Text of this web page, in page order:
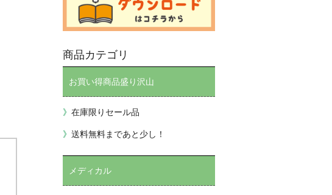
商品カテゴリ
お買い得商品盛り沢山
在庫限りセール品
送料無料まであと少し！
メディカル